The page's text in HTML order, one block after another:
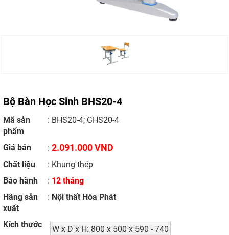
Bộ Bàn Học Sinh BHS20-4
Mã sản
phẩm
: BHS20-4; GHS20-4
Giá bán :2.091.000 VND
Chất liệu
: Khung thép
Bảo hành
: 12 tháng
Hãng sản
xuất
: Nội thất Hòa Phát
Kích thước W x D x H: 800 x 500 x 590 - 740